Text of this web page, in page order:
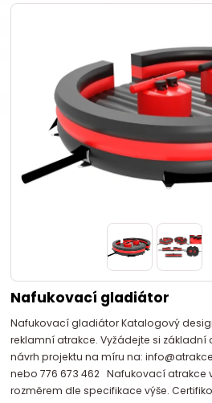
Nafukovací gladiátor
Nafukovací gladiátor Katalogový
reklamní atrakce. Vyžádejte si
návrh projektu na míru na:
nebo 776 673 462 Nafukovací atrakce
rozměrem dle specifikace výše.